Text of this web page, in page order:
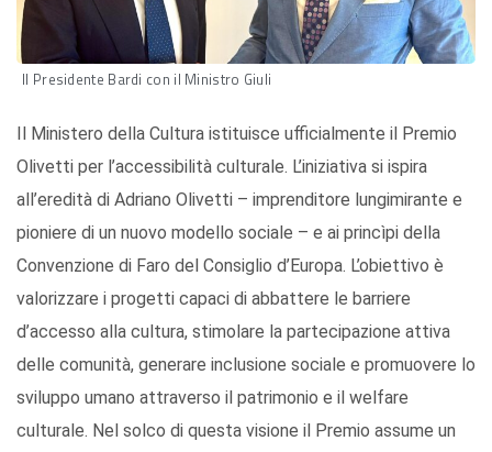
Il Presidente Bardi con il Ministro Giuli
Il Ministero della Cultura istituisce ufficialmente il Premio
Olivetti per l’accessibilità culturale. L’iniziativa si ispira
all’eredità di Adriano Olivetti – imprenditore lungimirante e
pioniere di un nuovo modello sociale – e ai princìpi della
Convenzione di Faro del Consiglio d’Europa. L’obiettivo è
valorizzare i progetti capaci di abbattere le barriere
d’accesso alla cultura, stimolare la partecipazione attiva
delle comunità, generare inclusione sociale e promuovere lo
sviluppo umano attraverso il patrimonio e il welfare
culturale. Nel solco di questa visione il Premio assume un